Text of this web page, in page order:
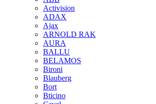
Activision
ADAX
Ajax
ARNOLD RAK
AURA
BALLU
BELAMOS
Bironi
Blauberg
Bort
Bticino